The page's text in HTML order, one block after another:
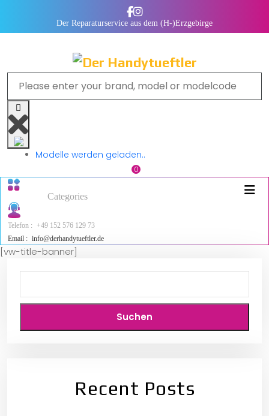
Der Reparaturservice aus dem (H-)Erzgebirge
Modelle werden geladen..
0
Categories
Telefon :
+49 152 576 129 73
Email : info@derhandytueftler.de
[vw-title-banner]
Suchen
Recent Posts